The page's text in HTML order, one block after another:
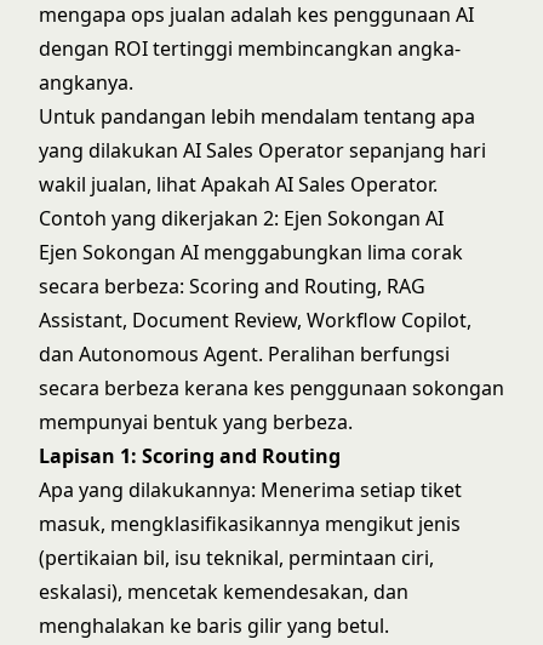
mengapa ops jualan adalah kes penggunaan AI
dengan ROI tertinggi membincangkan angka-
angkanya.
Untuk pandangan lebih mendalam tentang apa
yang dilakukan AI Sales Operator sepanjang hari
wakil jualan, lihatApakah AI Sales Operator.
Contoh yang dikerjakan 2: Ejen Sokongan AI
Ejen Sokongan AI menggabungkan lima corak
secara berbeza: Scoring and Routing, RAG
Assistant, Document Review, Workflow Copilot,
dan Autonomous Agent. Peralihan berfungsi
secara berbeza kerana kes penggunaan sokongan
mempunyai bentuk yang berbeza.
Lapisan 1: Scoring and Routing
Apa yang dilakukannya: Menerima setiap tiket
masuk, mengklasifikasikannya mengikut jenis
(pertikaian bil, isu teknikal, permintaan ciri,
eskalasi), mencetak kemendesakan, dan
menghalakan ke baris gilir yang betul.